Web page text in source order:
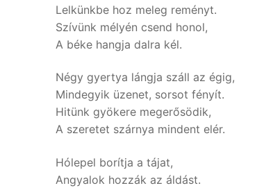
Lelkünkbe hoz meleg reményt.
Szívünk mélyén csend honol,
A béke hangja dalra kél.
Négy gyertya lángja száll az égig,
Mindegyik üzenet, sorsot fényít.
Hitünk gyökere megerősödik,
A szeretet szárnya mindent elér.
Hólepel borítja a tájat,
Angyalok hozzák az áldást.